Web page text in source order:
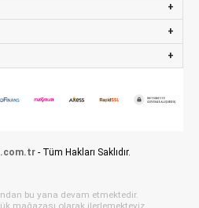
- Tüm Hakları Saklıdır.
bu yana devam etmektedir.
mağazası olarak ilerlemekteyiz.